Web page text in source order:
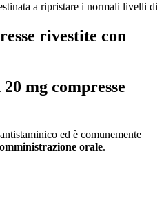
a ripristare i normali livelli di
rivestite con
mg compresse
ed è comunemente
orale.